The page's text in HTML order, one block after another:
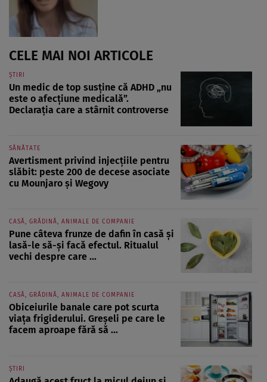
CELE MAI NOI ARTICOLE
ȘTIRI
Un medic de top susține că ADHD „nu
este o afecțiune medicală”.
Declarația care a stârnit controverse
SĂNĂTATE
Avertisment privind injecțiile pentru
slăbit: peste 200 de decese asociate
cu Mounjaro și Wegovy
CASĂ, GRĂDINĂ, ANIMALE DE COMPANIE
Pune câteva frunze de dafin în casă și
lasă-le să-și facă efectul. Ritualul
vechi despre care ...
CASĂ, GRĂDINĂ, ANIMALE DE COMPANIE
Obiceiurile banale care pot scurta
viața frigiderului. Greșeli pe care le
facem aproape fără să ...
ȘTIRI